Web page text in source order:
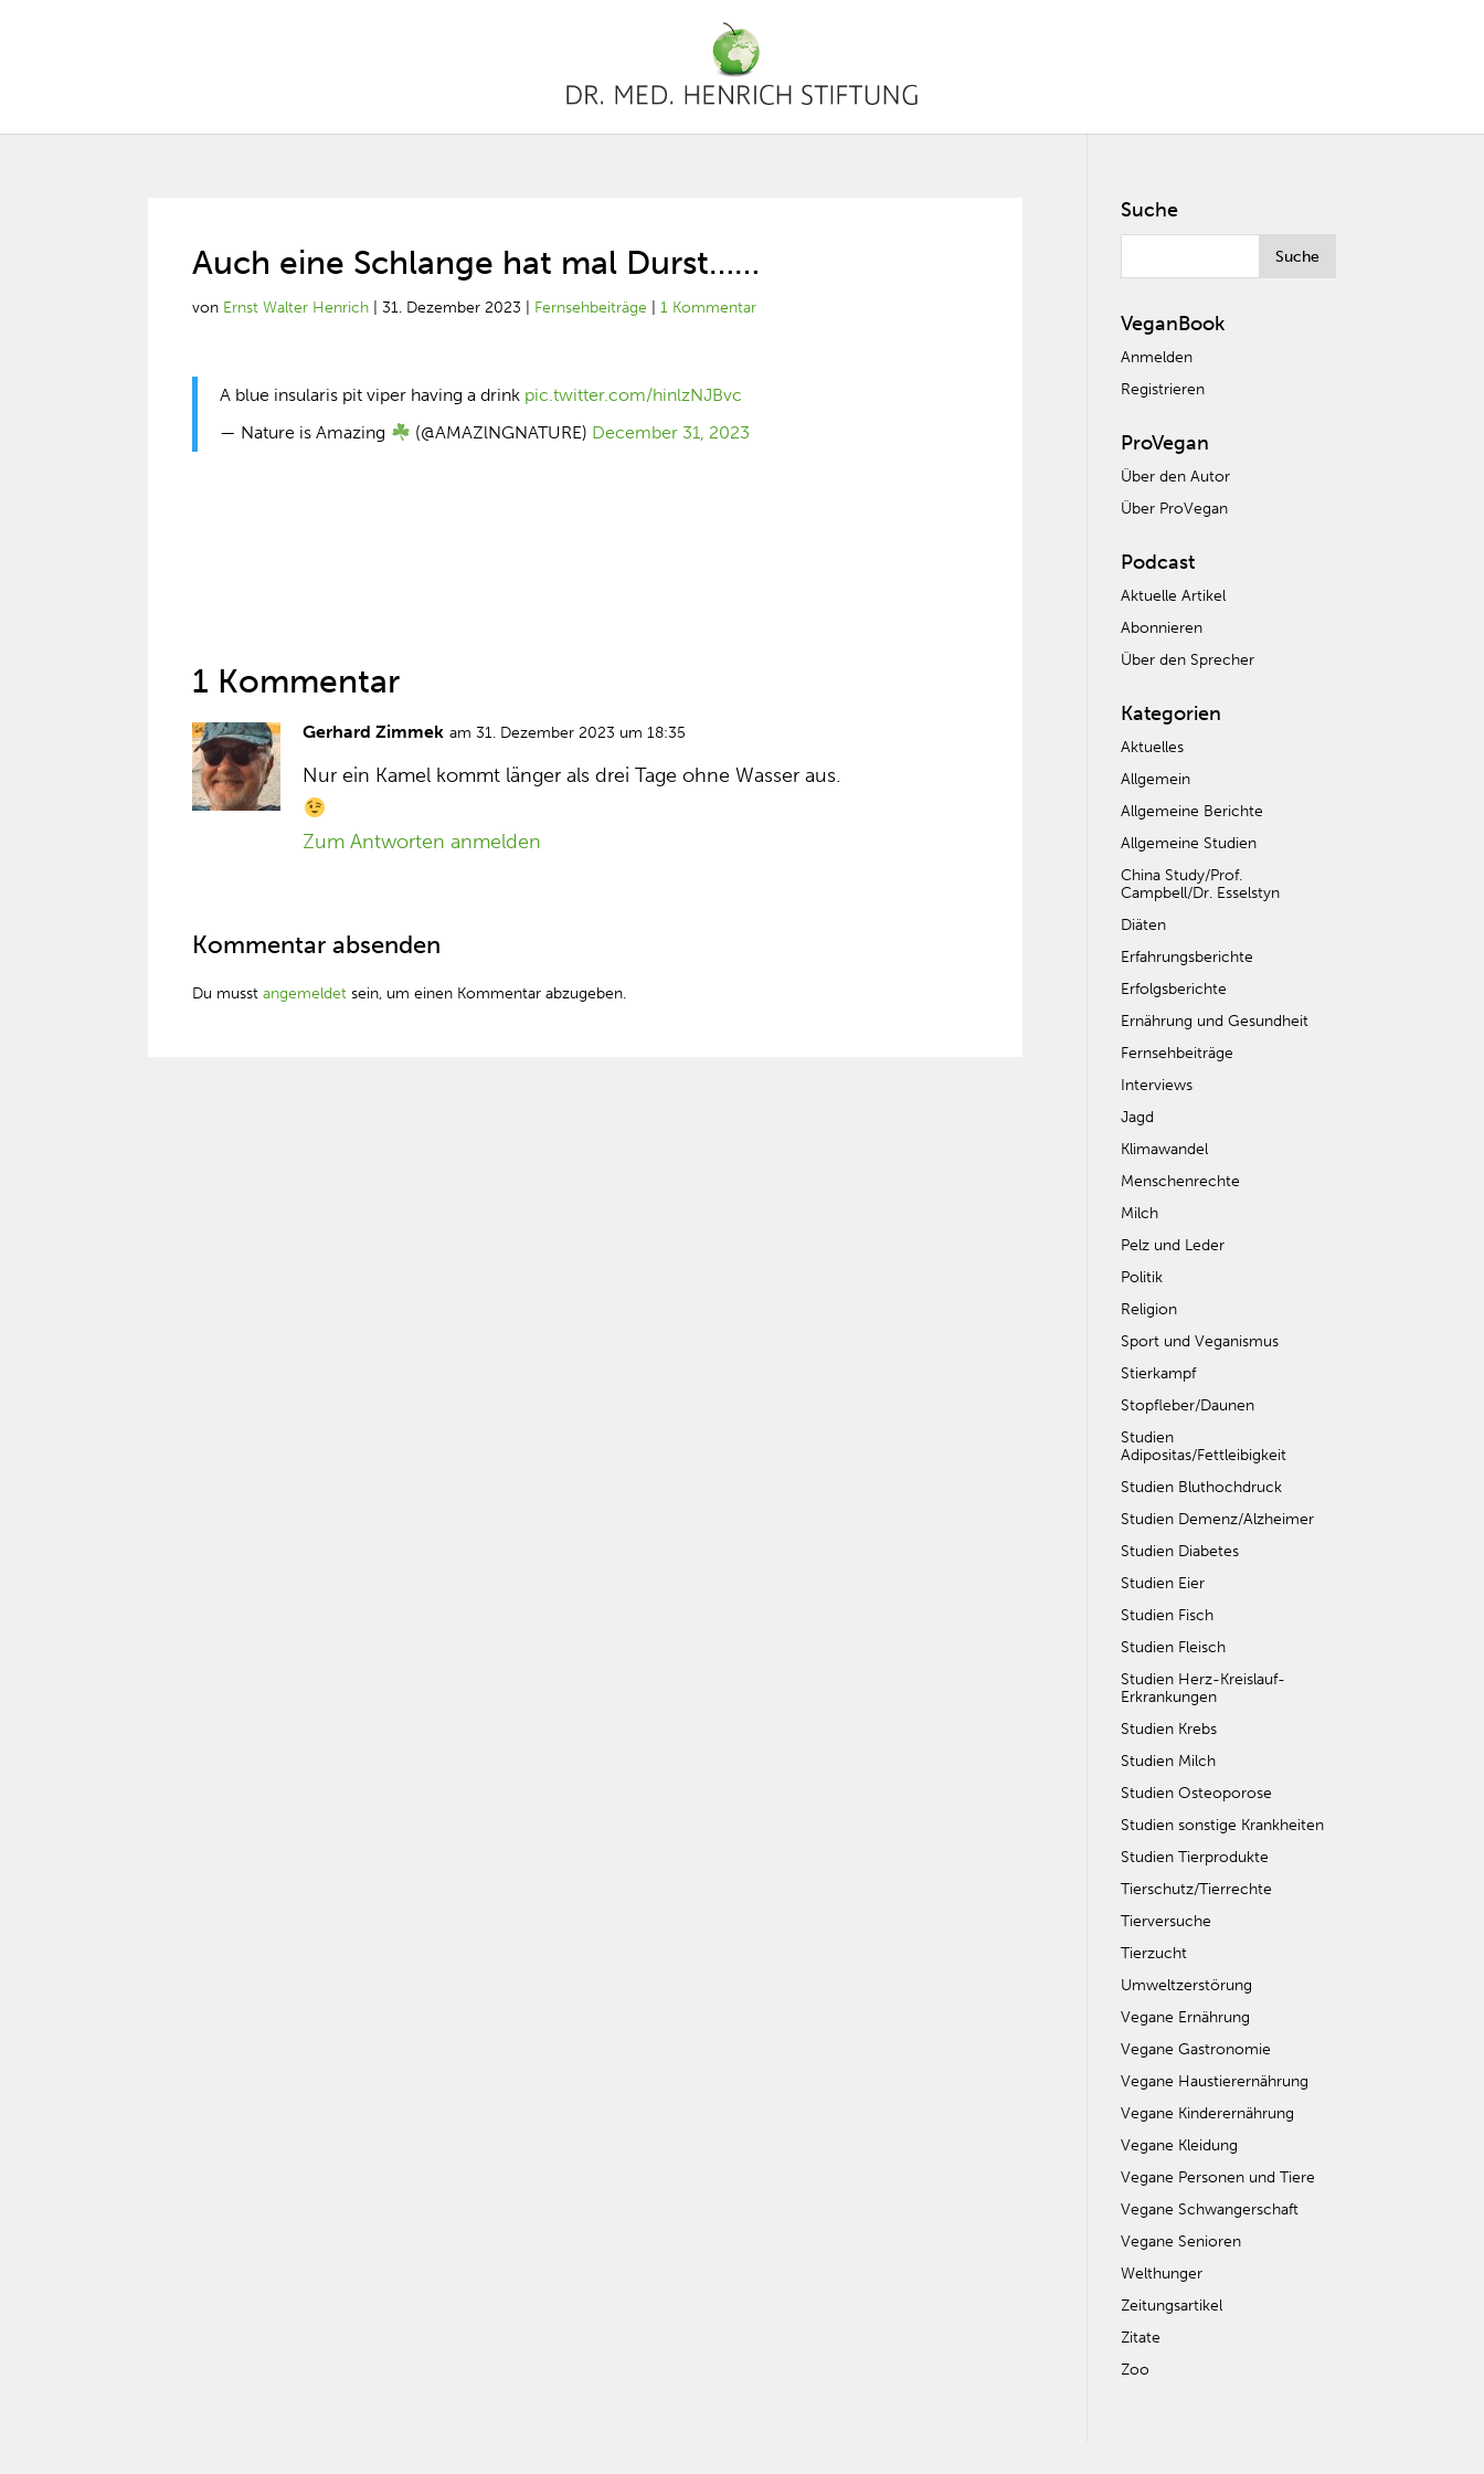
Auch eine Schlange hat mal Durst……
von Ernst Walter Henrich |31. Dezember 2023 Fernsehbeiträge |1 Kommentar
A blue insularis pit viper having a drink pic.twitter.com/hinlzNJBvc
— Nature is Amazing
(@AMAZlNGNATURE) December 31, 2023
1 Kommentar
Gerhard Zimmek am 31. Dezember 2023 um 18:35
Nur ein Kamel kommt länger als drei Tage ohne Wasser aus.
Zum Antworten anmelden
Kommentar absenden
Du musstangemeldet sein, um einen Kommentar abzugeben.
Suche
VeganBook
Anmelden
Registrieren
ProVegan
Über den Autor
Über ProVegan
Podcast
Aktuelle Artikel
Abonnieren
Über den Sprecher
Kategorien
Aktuelles
Allgemein
Allgemeine Berichte
Allgemeine Studien
China Study/Prof.
Campbell/Dr. Esselstyn
Diäten
Erfahrungsberichte
Erfolgsberichte
Ernährung und Gesundheit
Fernsehbeiträge
Interviews
Jagd
Klimawandel
Menschenrechte
Milch
Pelz und Leder
Politik
Religion
Sport und Veganismus
Stierkampf
Stopfleber/Daunen
Studien
Adipositas/Fettleibigkeit
Studien Bluthochdruck
Studien Demenz/Alzheimer
Studien Diabetes
Studien Eier
Studien Fisch
Studien Fleisch
Studien Herz-Kreislauf-
Erkrankungen
Studien Krebs
Studien Milch
Studien Osteoporose
Studien sonstige Krankheiten
Studien Tierprodukte
Tierschutz/Tierrechte
Tierversuche
Tierzucht
Umweltzerstörung
Vegane Ernährung
Vegane Gastronomie
Vegane Haustierernährung
Vegane Kinderernährung
Vegane Kleidung
Vegane Personen und Tiere
Vegane Schwangerschaft
Vegane Senioren
Welthunger
Zeitungsartikel
Zitate
Zoo